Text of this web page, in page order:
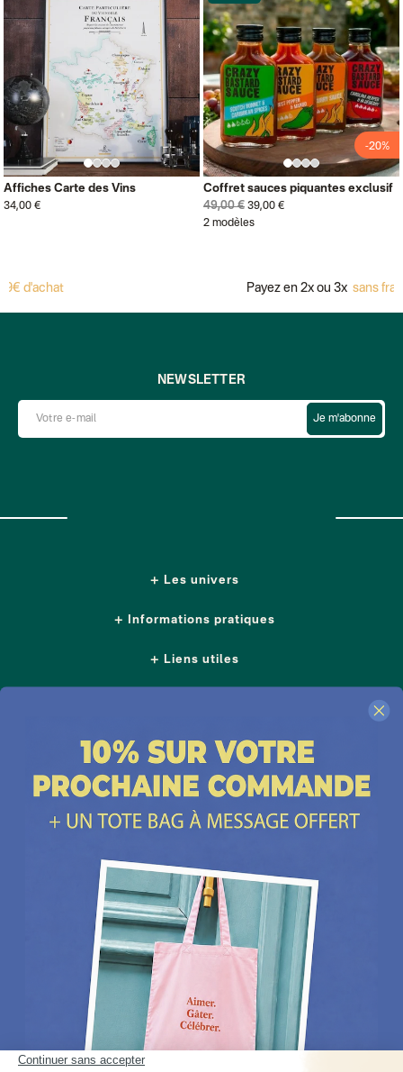
Affiches Carte des Vins
34,00 €
-20%
Coffret sauces piquantes exclusif
49,00 € 39,00 €
2 modèles
Payez en 2x ou 3x sans frais avec
Les univers
Informations pratiques
Liens utiles
NEWSLETTER
Je m'abonne
Nos boutiques
Contactez-nous
Plus d'idées cadeaux
Depuis 2014, Les Raffineurs proposent une sélection de produits pour dénicher
cadeau hommecomme uncadeau femme cadeau insolite, un
ou encore un cadeau coup de cœur. Les Raffineurs, c'est aussi des
expériences à vivre ou à offrir à Paris, à Lyon et dans toute la France. Plus de
françaises et créateurs du monde entier à retrouver sur notre site ou à
découvrir dans nos boutiques cadeau à Paris et Lille :Paris - Bastille ,
cheminée de table, unpot en céramique intelligent t-shirt personnalisé papa
une belle bouteille de rhum, un
bracelet cuir homme ou un sac banane homme
objets de déco originaux
. Découvrez ici notre large sélection de
500 idées de cadeaux
choisies avec soin, parmi lesquelles vous trouverez de toute évidence le cadeau idéal à
offrir pour toutes les occasions ou tout simplement pour se faire plaisir.
fête des mères anniversaire Saint-Valentin pendaison de crémaillère
départ : qu'ils aient 30 ou 60 ans, vous trouverez sans aucun doute le cadeau idéal qui